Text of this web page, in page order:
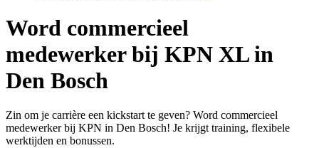
Word commercieel
medewerker bij KPN XL in
Den Bosch
Zin om je carrière een kickstart te geven? Word commercieel
medewerker bij KPN in Den Bosch! Je krijgt training, flexibele
werktijden en bonussen.